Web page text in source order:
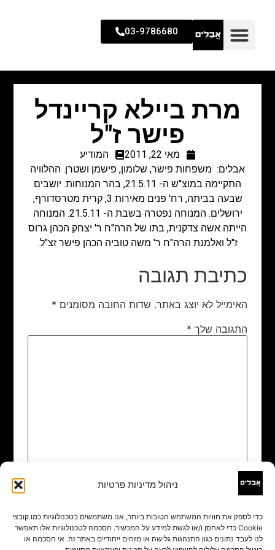
ניהול מדיניות פרטיות
כדי לספק את חוויות המשתמש הטובות ביותר, אנו משתמשים בטכנולוגיות כמו קובצי
Cookie כדי לאחסן ו/או לגשת למידע על המכשיר. הסכמה לטכנולוגיות אלו תאפשר
לנו לעבד נתונים כגון התנהגות גלישה או מזהים ייחודיים באתר זה. אי הסכמה או
03-9786680
מרת ביילא קריינדל
פישר ז"ל
מאי 22, 2011
המודיע
אבלים: משפחות פישר, שלומון, פישמן ושטרן. ההלוויה
התקיימה במוצ"ש ה- 21.5.11, בהר המנוחות. יושבים
שבעה בביתה, רח' פנים מאירות 3, קרית מטרסדורף,
ירושלים. המנוחה נפטרה בשבת ה- 21.5.11. המנוחה
הייתה אשה צדקנית, בתו של הרה"ח ר' יצחק הכהן גרוס
ז"ל ואלמנת הרה"ח ר' משה טוביה הכהן פישר זצ"ל.
כתיבת תגובה
האימייל לא יוצג באתר. שדות החובה מסומנים *
התגובה שלך *
שם
אימייל*